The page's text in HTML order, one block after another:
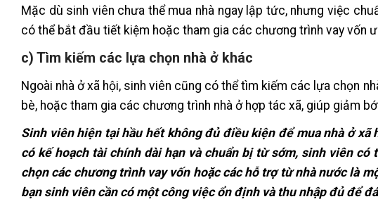
Mặc dù sinh viên chưa thể mua nhà ngay lập tức, nhưng việc
có thể bắt đầu tiết kiệm hoặc tham gia các chương trình vay vốn
c) Tìm kiếm các lựa chọn nhà ở khác
Ngoài nhà ở xã hội, sinh viên cũng có thể tìm kiếm các lựa chọn
bè, hoặc tham gia các chương trình nhà ở hợp tác xã, giúp giảm
Sinh viên hiện tại hầu hết không đủ điều kiện để mua nhà ở
có kế hoạch tài chính dài hạn và chuẩn bị từ sớm, sinh viên
chọn các chương trình vay vốn hoặc các hỗ trợ từ nhà nước là
bạn sinh viên cần có một công việc ổn định và thu nhập đủ để